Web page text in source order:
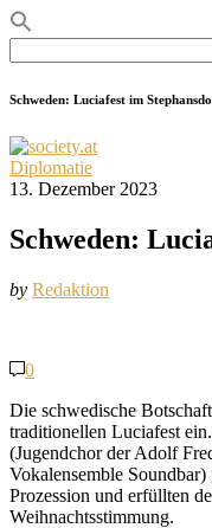
for:
Schweden: Luciafest im
Diplomatie
13. Dezember 2023
Schweden:
by Redaktion
0
Die schwedische
traditionellen Luciafest
(Jugendchor der Adolf
Vokalensemble
Prozession und erfüllten
Weihnachtsstimmung.